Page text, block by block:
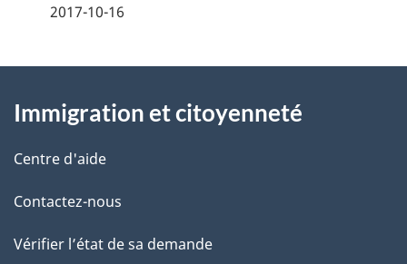
i
l
s
d
2017-10-16
propos
de
ce
site
Immigration et citoyenneté
Centre d'aide
Contactez-nous
Vérifier l’état de sa demande